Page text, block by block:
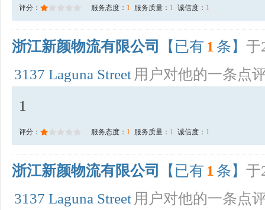
评分： 服务态度： 1 服务质量： 1 诚信度： 1
浙江新颜物流有限公司 【已有 1 条】 于
3137 Laguna Street 用户对他的一条点
1
评分： 服务态度： 1 服务质量： 1 诚信度： 1
浙江新颜物流有限公司 【已有 1 条】 于
3137 Laguna Street 用户对他的一条点